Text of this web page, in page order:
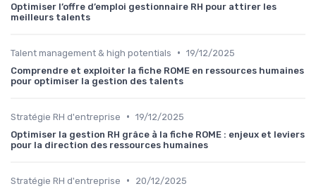
Optimiser l’offre d’emploi gestionnaire RH pour attirer les
meilleurs talents
Talent management & high potentials • 19/12/2025
Comprendre et exploiter la fiche ROME en ressources humaines
pour optimiser la gestion des talents
Stratégie RH d'entreprise • 19/12/2025
Optimiser la gestion RH grâce à la fiche ROME : enjeux et leviers
pour la direction des ressources humaines
Stratégie RH d'entreprise •
20/12/2025